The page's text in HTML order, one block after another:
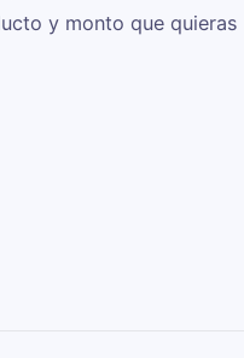
y monto que quieras